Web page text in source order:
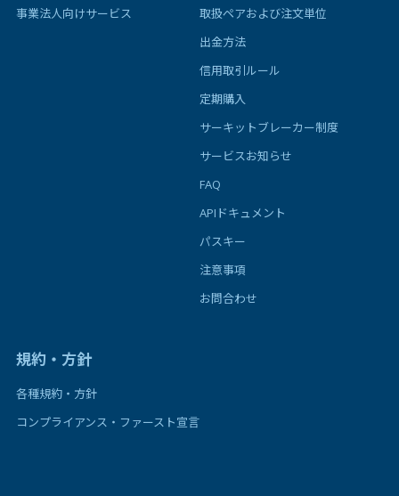
事業法人向けサービス
取扱ペアおよび注文単位
出金方法
信用取引ルール
定期購入
サーキットブレーカー制度
サービスお知らせ
FAQ
APIドキュメント
パスキー
注意事項
お問合わせ
規約・方針
各種規約・方針
コンプライアンス・ファースト宣言